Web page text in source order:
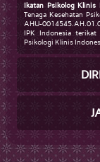
Ikatan Psikolog Klinis
Tenaga Kesehatan
AHU-
IPK Indonesia
Psikologi Klinis